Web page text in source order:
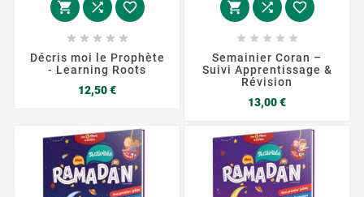
  
    
Décris moi le Prophète
- Learning Roots
12,50 €Prix
  
    
Semainier Coran –
Suivi Apprentissage &
Révision
13,00 €Prix